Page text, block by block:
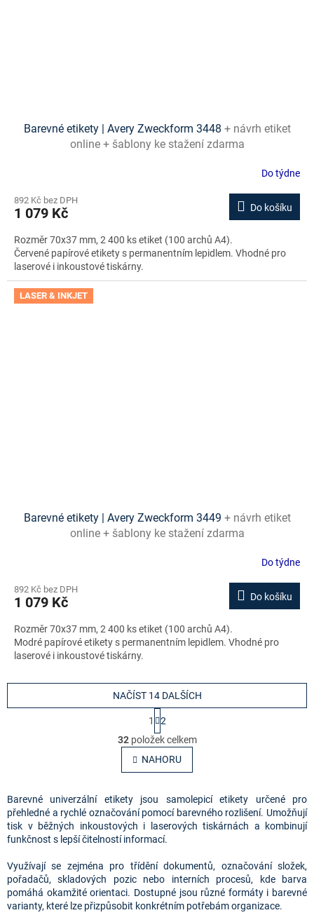
Barevné etikety | Avery Zweckform 3448 + návrh etiket
online + šablony ke stažení zdarma
Do týdne
892 Kč bez DPH
1 079 Kč Do košíku
Rozměr 70x37 mm, 2 400 ks etiket (100 archů A4).
Červené papírové etikety s permanentním lepidlem. Vhodné pro
laserové i inkoustové tiskárny.
LASER & INKJET
Barevné etikety | Avery Zweckform 3449 + návrh etiket
online + šablony ke stažení zdarma
Do týdne
892 Kč bez DPH
1 079 Kč Do košíku
Rozměr 70x37 mm, 2 400 ks etiket (100 archů A4).
Modré papírové etikety s permanentním lepidlem. Vhodné pro
laserové i inkoustové tiskárny.
O
v
l
á
a
c
í
p
v
k
y
v
NAČÍST 14 DALŠÍCH
t
r
á
n
k
v
á
n
í
1
2
32položek celkem
NAHORU
Barevné univerzální etikety jsou samolepicí etikety určené pro
přehledné a rychlé označování pomocí barevného rozlišení. Umožňují
tisk v běžných inkoustových i laserových tiskárnách a kombinují
funkčnost s lepší čitelností informací.
Využívají se zejména pro třídění dokumentů, označování složek,
pořadačů, skladových pozic nebo interních procesů, kde barva
pomáhá okamžité orientaci. Dostupné jsou různé formáty i barevné
varianty, které lze přizpůsobit konkrétním potřebám organizace.